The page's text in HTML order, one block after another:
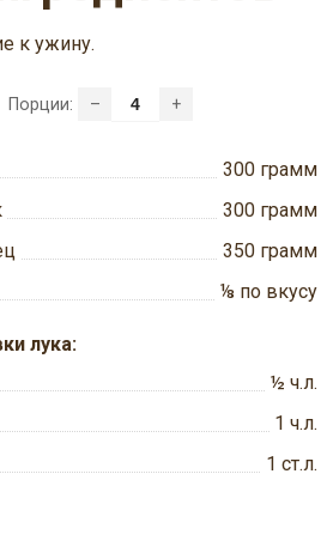
к ужину.
Порции: – +
300 грамм
300 грамм
350 грамм
⅛ по вкусу
лука:
½ ч.л.
1 ч.л.
1 ст.л.